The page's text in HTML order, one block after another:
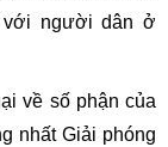
với người dân ở
về số phận của
nhất Giải phóng